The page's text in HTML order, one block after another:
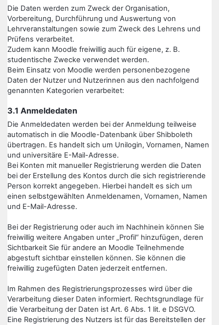
Die Daten werden zum Zweck der Organisation,
Vorbereitung, Durchführung und Auswertung von
Lehrveranstaltungen sowie zum Zweck des Lehrens und
Prüfens verarbeitet.
Zudem kann Moodle freiwillig auch für eigene, z. B.
studentische Zwecke verwendet werden.
Beim Einsatz von Moodle werden personenbezogene
Daten der Nutzer und Nutzerinnen aus den nachfolgend
genannten Kategorien verarbeitet:
3.1 Anmeldedaten
Die Anmeldedaten werden bei der Anmeldung teilweise
automatisch in die Moodle-Datenbank über Shibboleth
übertragen. Es handelt sich um Unilogin, Vornamen, Namen
und universitäre E-Mail-Adresse.
Bei Konten mit manueller Registrierung werden die Daten
bei der Erstellung des Kontos durch die sich registrierende
Person korrekt angegeben. Hierbei handelt es sich um
einen selbstgewählten Anmeldenamen, Vornamen, Namen
und E-Mail-Adresse.
Bei der Registrierung oder auch im Nachhinein können Sie
freiwillig weitere Angaben unter „Profil“ hinzufügen, deren
Sichtbarkeit Sie für andere an Moodle Teilnehmende
abgestuft sichtbar einstellen können. Sie können die
freiwillig zugefügten Daten jederzeit entfernen.
Im Rahmen des Registrierungsprozesses wird über die
Verarbeitung dieser Daten informiert. Rechtsgrundlage für
die Verarbeitung der Daten ist Art. 6 Abs. 1 lit. e DSGVO.
Eine Registrierung des Nutzers ist für das Bereitstellen der